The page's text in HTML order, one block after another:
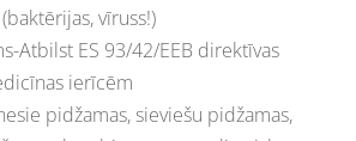
vīruss!)
Atbilst ES 93/42/EEB direktīvas
ierīcēm
pidžamas, sieviešu pidžamas,